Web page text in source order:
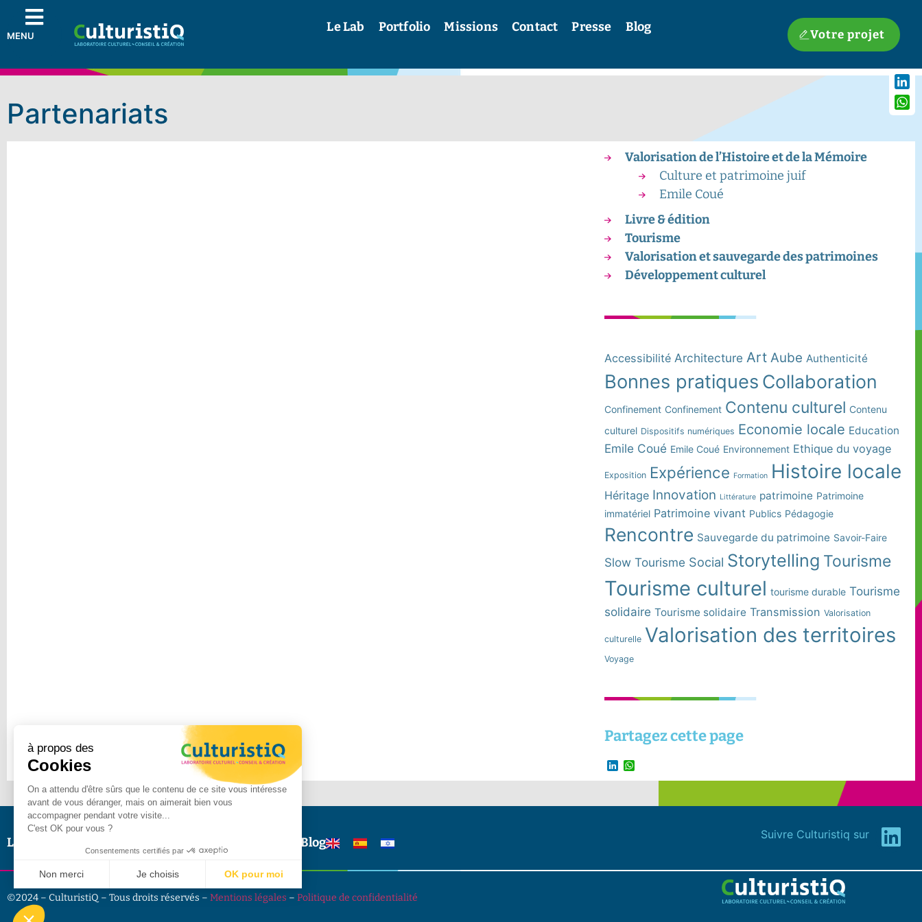
MENU
Le Lab Portfolio Missions Contact Presse Blog
Votre projet
Partenariats
Valorisation de l’Histoire et de la Mémoire
Culture et patrimoine juif
Emile Coué
Livre & édition
Tourisme
Valorisation et sauvegarde des patrimoines
Développement culturel
Accessibilité Architecture Art Aube Authenticité
Bonnes pratiques Collaboration
Confinement Confinement Contenu culturel Contenu
culturel Dispositifs numériques Economie locale Education
Emile Coué Emile Coué Environnement Ethique du voyage
Exposition Expérience Formation Histoire locale
Héritage Innovation Littérature patrimoine Patrimoine
immatériel Patrimoine vivant Publics Pédagogie
Rencontre Sauvegarde du patrimoine Savoir-Faire
Slow Tourisme Social Storytelling Tourisme
Tourisme culturel tourisme durable Tourisme
solidaire Tourisme solidaire Transmission Valorisation
culturelle Valorisation des territoires
Voyage
Partagez cette page
LinkedIn
WhatsApp
Le Lab Blog
Suivre Culturistiq sur
©2024 – CulturistiQ – Tous droits réservés – Mentions légales – Politique de confidentialité
à propos des
Cookies
On a attendu d'être sûrs que le contenu de ce site vous intéresse
avant de vous déranger, mais on aimerait bien vous
accompagner pendant votre visite...
C'est OK pour vous ?
Consentements certifiés par
Non merci Je choisis OK pour moi
Axeptio consent
Plateforme de Gestion du Consentement : Personnalisez vos Options